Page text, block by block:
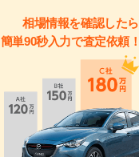
相場情報を確認したら
簡単90秒入力で査定依頼！